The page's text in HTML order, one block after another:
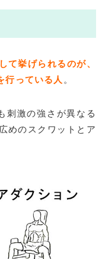
て挙げられるのが、
行っている人 。
刺激の強さが異なる
めのスクワットとア